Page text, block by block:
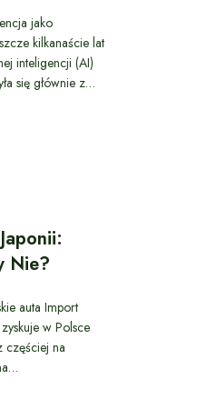
jako
kilkanaście lat
inteligencji (AI)
się głównie z…
Nie?
auta Import
w Polsce
częściej na